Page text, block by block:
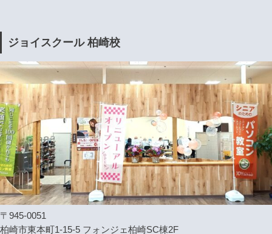
ジョイスクール 柏崎校
〒945-0051
柏崎市東本町1-15-5 フォンジェ柏崎SC棟2F